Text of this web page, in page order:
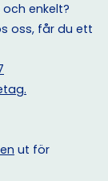
enkelt?
oss, får du ett
ut för